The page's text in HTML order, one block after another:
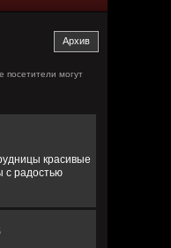
посетители могут
красивые
с радостью